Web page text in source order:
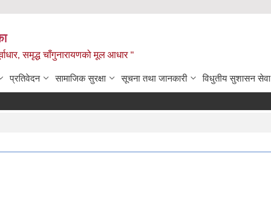
समृद्ध चाँगुनारायणको मूल आधार "
प्रतिवेदन सामाजिक सुरक्षा सूचना तथा जानकारी विधुतीय सुशासन सेवा